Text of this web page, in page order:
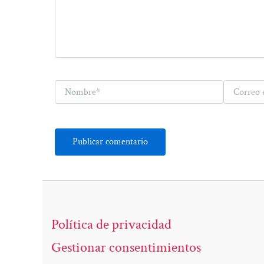
Nombre*
Correo
electrónico*
Política de privacidad
Gestionar consentimientos